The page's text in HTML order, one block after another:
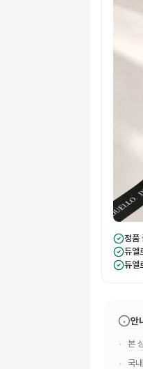
정품
듀엘
듀엘
안
본
국